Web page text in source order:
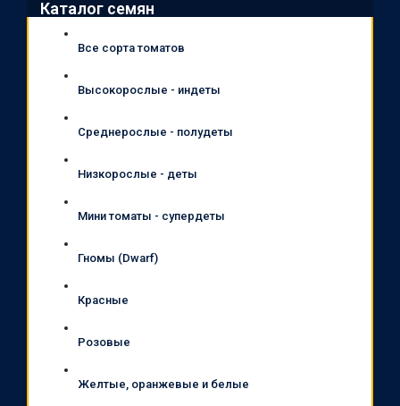
Каталог семян
Все сорта томатов
Высокорослые - индеты
Среднерослые - полудеты
Низкорослые - деты
Мини томаты - супердеты
Гномы (Dwarf)
Красные
Розовые
Желтые, оранжевые и белые